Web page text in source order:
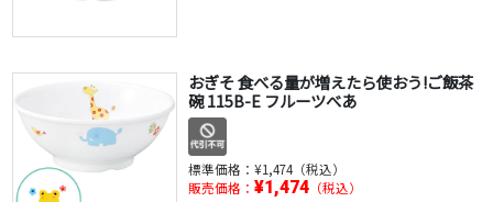
おぎそ 食べる量が増えたら使おう!ご飯茶
碗 115B-E フルーツべあ
標準価格： ¥1,474（税込）
販売価格： ¥1,474（税込）